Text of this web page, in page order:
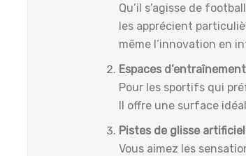
Qu’il s’agisse de
les apprécient
même l’innovation en
Espaces
Pour les sportifs qui
Il offre une surface
Pistes de glisse
Vous aimez les